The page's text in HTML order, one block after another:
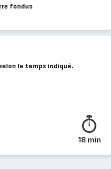
fondus
le temps indiqué.
18 min